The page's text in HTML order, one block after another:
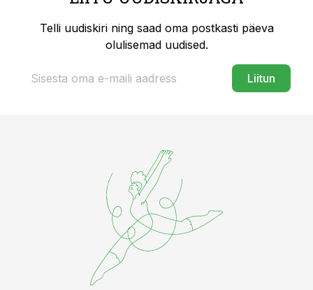
Telli uudiskiri ning saad oma postkasti päeva
olulisemad uudised.
Liitun